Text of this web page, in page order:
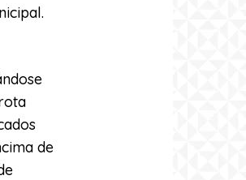
de